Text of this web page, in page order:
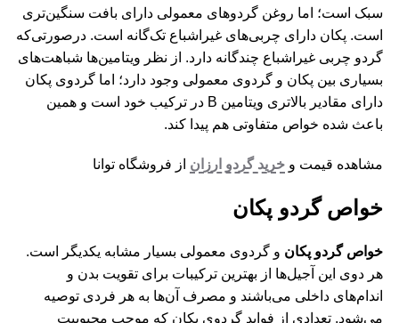
سبک است؛ اما روغن گردوهای معمولی دارای بافت سنگین‌تری
است. پکان دارای چربی‌های غیراشباع تک‌گانه است. درصورتی‌که
گردو چربی غیراشباع چندگانه دارد. از نظر ویتامین‌ها شباهت‌های
بسیاری بین پکان و گردوی معمولی وجود دارد؛ اما گردوی پکان
دارای مقادیر بالاتری ویتامین B در ترکیب خود است و همین
باعث شده خواص متفاوتی هم پیدا کند.
مشاهده قیمت و خرید گردو ارزان از فروشگاه توانا
خواص گردو پکان
خواص گردو پکان و گردوی معمولی بسیار مشابه یکدیگر است.
هر دوی این آجیل‌ها از بهترین ترکیبات برای تقویت بدن و
اندام‌های داخلی می‌باشند و مصرف آن‌ها به هر فردی توصیه
می‌شود. تعدادی از فواید گردوی پکان که موجب محبوبیت